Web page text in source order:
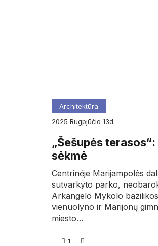
Architektūra
2025
rugpjūčio 13d.
„Šešupės
sėkmė
Centrinėje Marijampolės
sutvarkyto parko,
Arkangelo Mykolo
vienuolyno ir Marijonų
miesto…
1